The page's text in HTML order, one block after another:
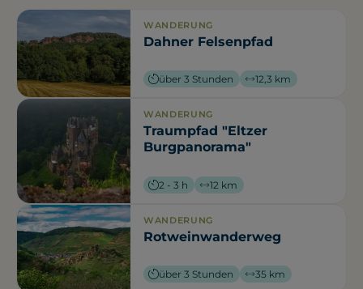
WANDERUNG
Dahner Felsenpfad
über 3 Stunden 12,3 km
WANDERUNG
Traumpfad "Eltzer
Burgpanorama"
2 - 3 h 12 km
WANDERUNG
Rotweinwanderweg
über 3 Stunden 35 km